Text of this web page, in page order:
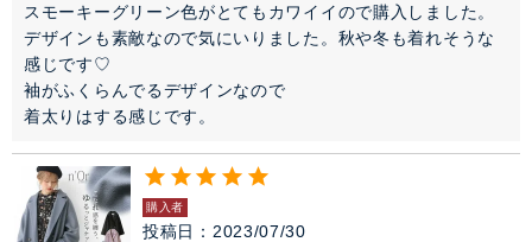
スモーキーグリーン色がとてもカワイイので購入しました。
デザインも素敵なので気にいりました。秋や冬も着れそうな
感じです♡
袖がふくらんでるデザインなので
着太りはする感じです。
購入者
投稿日 2023/07/30